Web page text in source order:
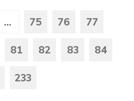
... 75 76 77
81 82 83 84
233